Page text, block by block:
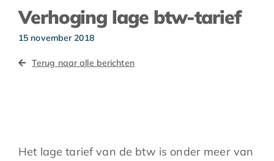
Actueel
Verhoging lage btw-tarief
15 november 2018
Terug naar alle berichten
Het lage tarief van de btw is onder meer van